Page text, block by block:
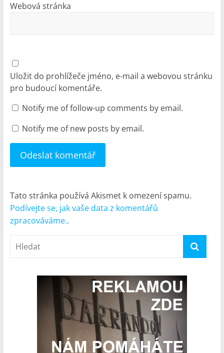
Webová stránka
Uložit do prohlížeče jméno, e-mail a webovou stránku
pro budoucí komentáře.
Notify me of follow-up comments by email.
Notify me of new posts by email.
Tato stránka používá Akismet k omezení spamu.
Podívejte se, jak vaše data z komentářů
zpracováváme..